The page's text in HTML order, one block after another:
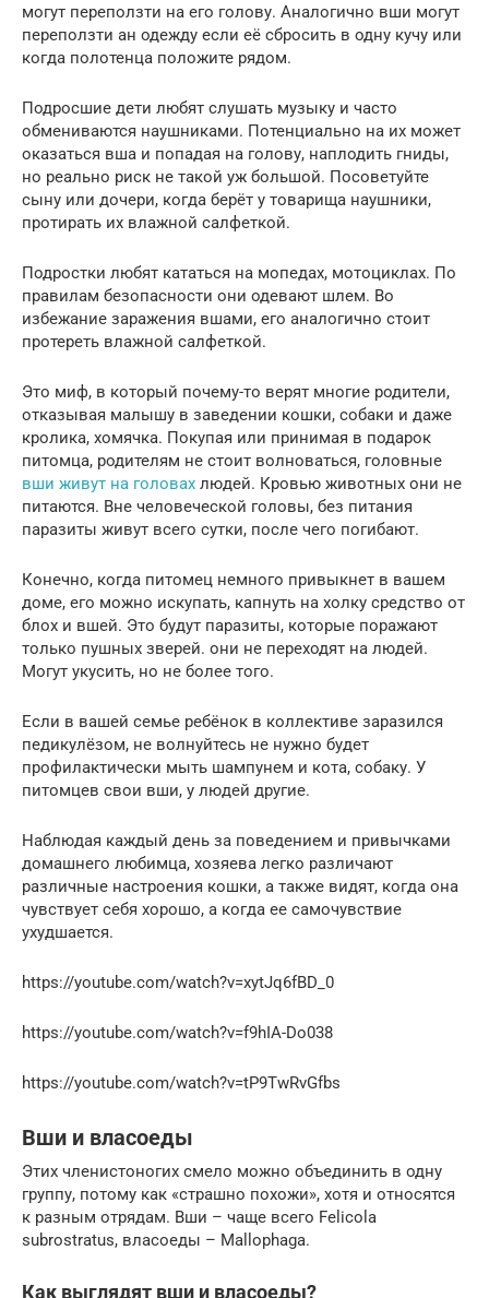
могут переползти на его голову. Аналогично вши могут
переползти ан одежду если её сбросить в одну кучу или
когда полотенца положите рядом.
Подросшие дети любят слушать музыку и часто
обмениваются наушниками. Потенциально на их может
оказаться вша и попадая на голову, наплодить гниды,
но реально риск не такой уж большой. Посоветуйте
сыну или дочери, когда берёт у товарища наушники,
протирать их влажной салфеткой.
Подростки любят кататься на мопедах, мотоциклах. По
правилам безопасности они одевают шлем. Во
избежание заражения вшами, его аналогично стоит
протереть влажной салфеткой.
Это миф, в который почему-то верят многие родители,
отказывая малышу в заведении кошки, собаки и даже
кролика, хомячка. Покупая или принимая в подарок
питомца, родителям не стоит волноваться, головные
вши живут на головах людей. Кровью животных они не
питаются. Вне человеческой головы, без питания
паразиты живут всего сутки, после чего погибают.
Конечно, когда питомец немного привыкнет в вашем
доме, его можно искупать, капнуть на холку средство от
блох и вшей. Это будут паразиты, которые поражают
только пушных зверей. они не переходят на людей.
Могут укусить, но не более того.
Если в вашей семье ребёнок в коллективе заразился
педикулёзом, не волнуйтесь не нужно будет
профилактически мыть шампунем и кота, собаку. У
питомцев свои вши, у людей другие.
Наблюдая каждый день за поведением и привычками
домашнего любимца, хозяева легко различают
различные настроения кошки, а также видят, когда она
чувствует себя хорошо, а когда ее самочувствие
ухудшается.
https://youtube.com/watch?v=xytJq6fBD_0
https://youtube.com/watch?v=f9hIA-Do038
https://youtube.com/watch?v=tP9TwRvGfbs
Вши и власоеды
Этих членистоногих смело можно объединить в одну
группу, потому как «страшно похожи», хотя и относятся
к разным отрядам. Вши – чаще всего Felicola
subrostratus, власоеды – Mallophaga.
Как выглядят вши и власоеды?